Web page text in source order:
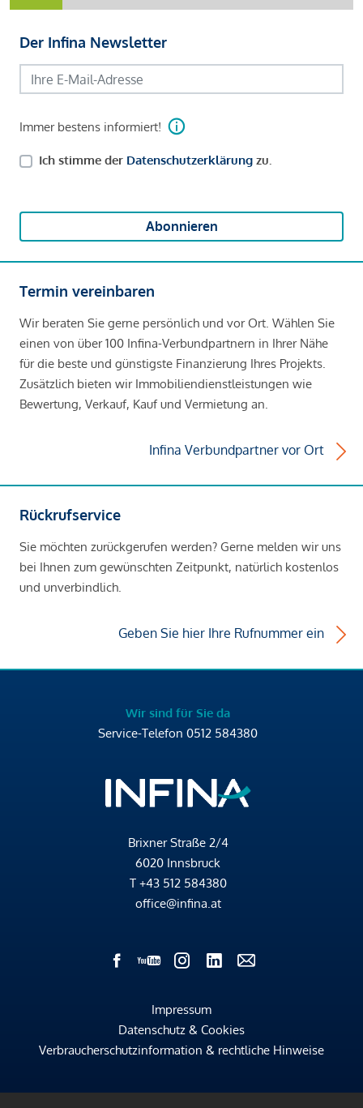
Der Infina Newsletter
Immer bestens informiert!
Ich stimme der Datenschutzerklärung zu.
Abonnieren
Termin vereinbaren
Wir beraten Sie gerne persönlich und vor Ort. Wählen Sie
einen von über 100 Infina-Verbundpartnern in Ihrer Nähe
für die beste und günstigste Finanzierung Ihres Projekts.
Zusätzlich bieten wir Immobiliendienstleistungen wie
Bewertung, Verkauf, Kauf und Vermietung an.
Infina Verbundpartner vor Ort
Rückrufservice
Sie möchten zurückgerufen werden? Gerne melden wir uns
bei Ihnen zum gewünschten Zeitpunkt, natürlich kostenlos
und unverbindlich.
Geben Sie hier Ihre Rufnummer ein
Wir sind für Sie da
Service-Telefon 0512 584380
Brixner Straße 2/4
6020 Innsbruck
T +43 512 584380
office@infina.at
Impressum
Datenschutz & Cookies
Verbraucherschutzinformation & rechtliche Hinweise